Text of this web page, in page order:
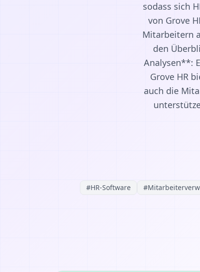
sodass sich
von Grove
Mitarbeitern
den
Analysen**:
Grove HR
auch die
#HR-Software #